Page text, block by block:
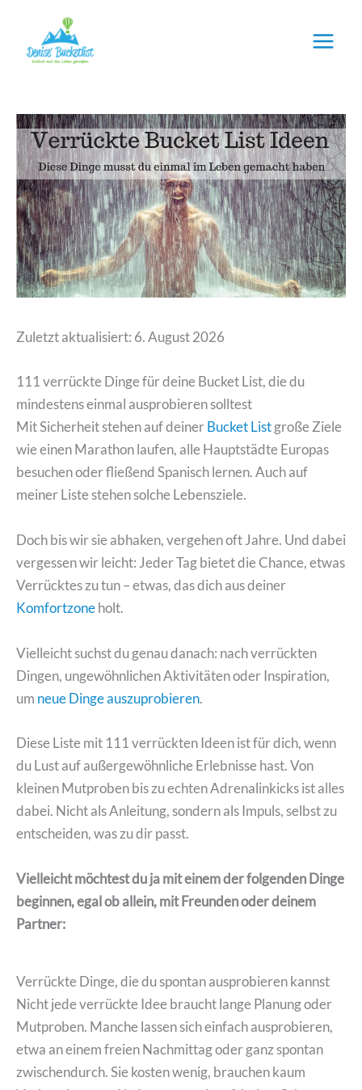
springen
Zuletzt aktualisiert: 6. August 2026
111 verrückte Dinge für deine Bucket List, die du
mindestens einmal ausprobieren solltest
Mit Sicherheit stehen auf deinerBucket Listgroße Ziele
wie einen Marathon laufen, alle Hauptstädte Europas
besuchen oder fließend Spanisch lernen. Auch auf
meiner Liste stehen solche Lebensziele.
Doch bis wir sie abhaken, vergehen oft Jahre. Und dabei
vergessen wir leicht: Jeder Tag bietet die Chance, etwas
Verrücktes zu tun – etwas, das dich aus deiner
Komfortzoneholt.
Vielleicht suchst du genau danach: nach verrückten
Dingen, ungewöhnlichen Aktivitäten oder Inspiration,
um neue Dinge auszuprobieren.
Diese Liste mit 111 verrückten Ideen ist für dich, wenn
du Lust auf außergewöhnliche Erlebnisse hast. Von
kleinen Mutproben bis zu echten Adrenalinkicks ist alles
dabei. Nicht als Anleitung, sondern als Impuls, selbst zu
entscheiden, was zu dir passt.
Vielleicht möchtest du ja mit einem der folgenden Dinge
beginnen, egal ob allein, mit Freunden oder deinem
Partner:
Verrückte Dinge, die du spontan ausprobieren kannst
Nicht jede verrückte Idee braucht lange Planung oder
Mutproben. Manche lassen sich einfach ausprobieren,
etwa an einem freien Nachmittag oder ganz spontan
zwischendurch. Sie kosten wenig, brauchen kaum